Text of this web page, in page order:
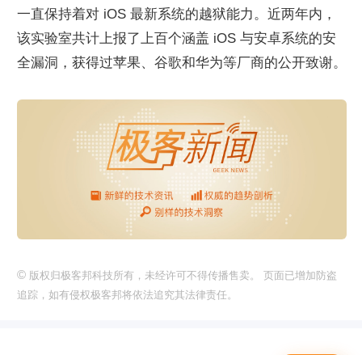
一直保持着对 iOS 最新系统的越狱能力。近两年内，
该实验室共计上报了上百个涵盖 iOS 与安卓系统的安
全漏洞，获得过苹果、谷歌和华为等厂商的公开致谢。
© 版权归极客邦科技所有，未经许可不得传播售卖。 页面已增加防盗
追踪，如有侵权极客邦将依法追究其法律责任。